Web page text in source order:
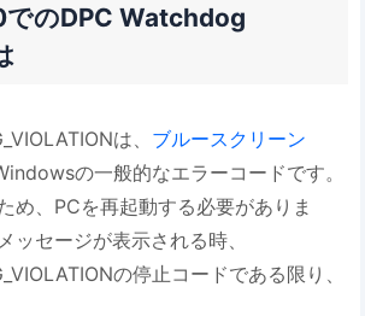
のDPC Watchdog
は、 ブルースクリーン
の一般的なエラーコードです。
め、PCを再起動する必要がありま
ッセージが表示される時、
の停止コードである限り、